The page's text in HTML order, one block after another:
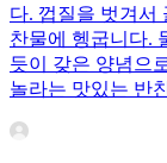
다. 껍질을 벗겨서
찬물에 헹굽니다.
듯이 갖은 양념으
놀라는 맛있는 반